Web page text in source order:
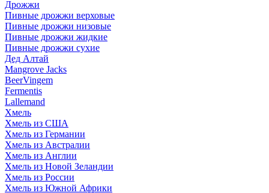
Дрожжи
Пивные дрожжи верховые
Пивные дрожжи низовые
Пивные дрожжи жидкие
Пивные дрожжи сухие
Дед Алтай
Mangrove Jacks
BeerVingem
Fermentis
Lallemand
Хмель
Хмель из США
Хмель из Германии
Хмель из Австралии
Хмель из Англии
Хмель из Новой Зеландии
Хмель из России
Хмель из Южной Африки